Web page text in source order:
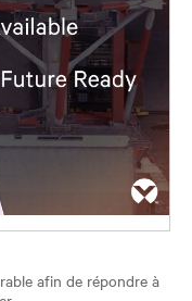
afin de répondre à